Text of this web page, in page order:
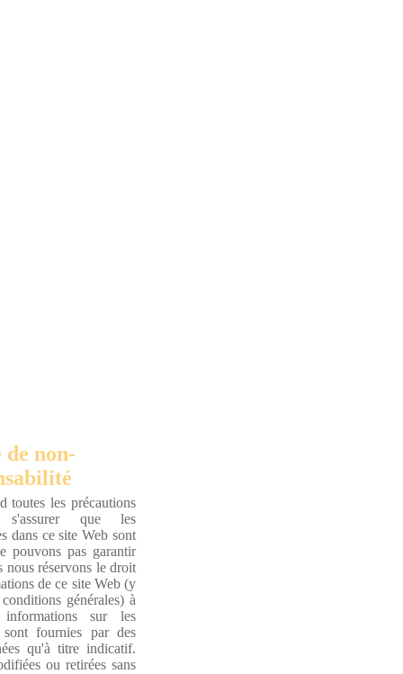
de non-
toutes les précautions
s'assurer que les
dans ce site Web sont
pouvons pas garantir
nous réservons le droit
de ce site Web (y
générales) à
sur les
sont fournies par des
qu'à titre indicatif.
ou retirées sans